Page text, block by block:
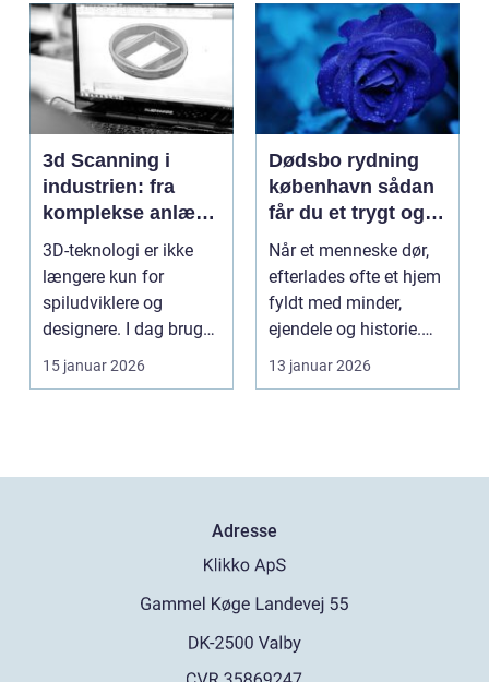
3d Scanning i
industrien: fra
komplekse anlæg
til præcise
beslutninger
3D-teknologi er ikke
længere kun for
spiludviklere og
designere. I dag bruger
en lang række
virksomh...
15 januar 2026
Dødsbo rydning
københavn sådan
får du et trygt og
professionelt
forløb
Når et menneske dør,
efterlades ofte et hjem
fyldt med minder,
ejendele og historie.
For mange pårør...
13 januar 2026
Adresse